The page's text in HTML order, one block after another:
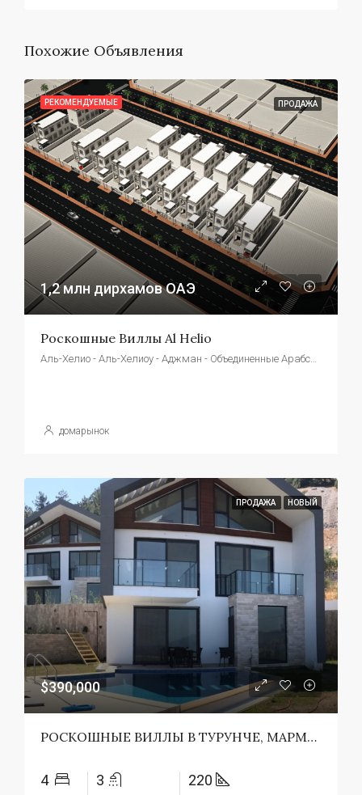
Похожие Объявления
РЕКОМЕНДУЕМЫЕ ПРОДАЖА
1,2 млн дирхамов ОАЭ
Роскошные Виллы Al Helio
Аль-Хелио - Аль-Хелиоу - Аджман - Объединенные Арабские Эмираты
домарынок
ПРОДАЖА НОВЫЙ
$390,000
РОСКОШНЫЕ ВИЛЛЫ В ТУРУНЧЕ, МАРМАРИСЕ, ТУРЦИЯ
4 3 220